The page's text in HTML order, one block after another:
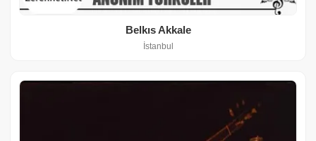
Belkıs Akkale
İstanbul